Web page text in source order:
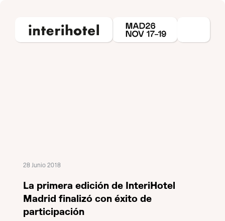
28 Junio 2018
La primera edición de InteriHotel
Madrid finalizó con éxito de
participación